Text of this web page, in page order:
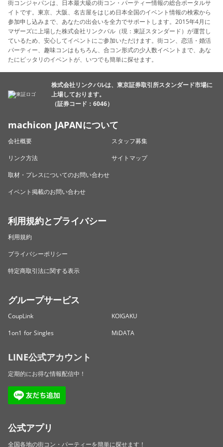
街コンジャパンは、日本最大級の街コン・パーティー情報の総合ポータルサ
イトです。東京、大阪、名古屋をはじめ日本全国のイベント情報の検索から
参加申し込みまで、あなたの出会いを全力でサポートします。2015年4月に
マザーズに上場した株式会社リンクバル（現：東証スタンダード）が運営し
ているため、安心してイベントにご参加いただけます。街コン、恋活・婚活
パーティー、趣味コンはもちろん、合コン形式の少人数イベントまで、あな
たにピッタリのイベントが、いつでも簡単に探せます。
株式会社リンクバルは、東京証券取引所スタンダード市場に
上場しております。
（証券コード：6046）
machicon JAPANについて
会社概要
スタッフ募集
リンク方法
サイトマップ
取材・プレスについてのお問い合わせ
イベント掲載のお問い合わせ
利用規約とプライバシー
利用規約
プライバシーポリシー
特定商取引法に関する表示
グループサービス
CoupLink
KOIGAKU
1on1 for Singles
MiDATA
LINE公式アカウント
定期的にお得な情報配信中！
公式アプリ
全国各地の街コン・パーティーを簡単に探せます！